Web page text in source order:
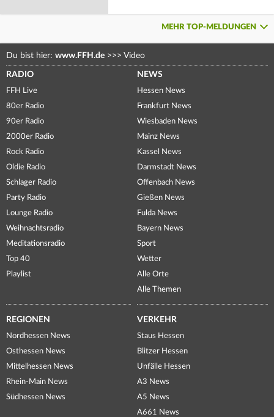
MEHR TOP-MELDUNGEN
Du bist hier: www.FFH.de >>> Video
RADIO
FFH Live
80er Radio
90er Radio
2000er Radio
Rock Radio
Oldie Radio
Schlager Radio
Party Radio
Lounge Radio
Weihnachtsradio
Meditationsradio
Top 40
Playlist
NEWS
Hessen News
Frankfurt News
Wiesbaden News
Mainz News
Kassel News
Darmstadt News
Offenbach News
Gießen News
Fulda News
Bayern News
Sport
Wetter
Alle Orte
Alle Themen
REGIONEN
Nordhessen News
Osthessen News
Mittelhessen News
Rhein-Main News
Südhessen News
VERKEHR
Staus Hessen
Blitzer Hessen
Unfälle Hessen
A3 News
A5 News
A661 News